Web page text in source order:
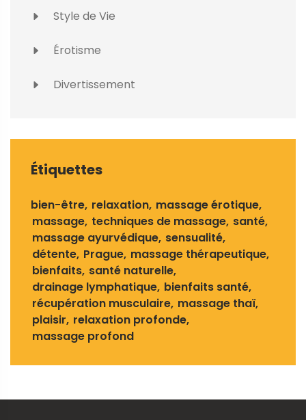
Style de Vie
Érotisme
Divertissement
Étiquettes
bien-être relaxation massage érotique
massage techniques de massage santé
massage ayurvédique sensualité
détente Prague massage thérapeutique
bienfaits santé naturelle
drainage lymphatique bienfaits santé
récupération musculaire massage thaï
plaisir relaxation profonde
massage profond